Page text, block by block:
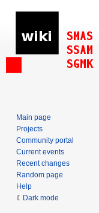
Main page
Projects
Community portal
Current events
Recent changes
Random page
Help
Dark mode